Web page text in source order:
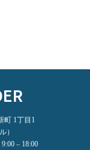
町 1丁目1
）
– 18:00